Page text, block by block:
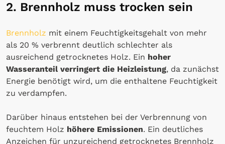
2. Brennholz muss trocken sein
Brennholz mit einem Feuchtigkeitsgehalt von mehr
als 20 % verbrennt deutlich schlechter als
ausreichend getrocknetes Holz. Ein hoher
Wasseranteil verringert die Heizleistung, da zunächst
Energie benötigt wird, um die enthaltene Feuchtigkeit
zu verdampfen.
Darüber hinaus entstehen bei der Verbrennung von
feuchtem Holz höhere Emissionen. Ein deutliches
Anzeichen für unzureichend getrocknetes Brennholz